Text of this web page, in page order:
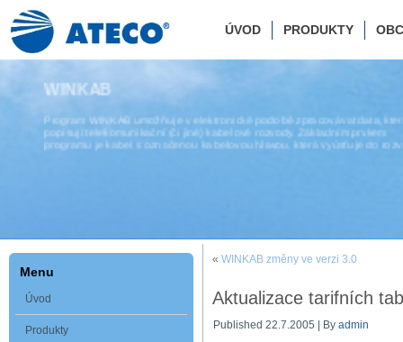
ÚVOD PRODUKTY
WINKAB
Program WINKAB umožňuje v elektronické podobě zpracovávat data,
popisují telekomunikační (či jiné) kabelové rozvody. Základním prvkem
programu je kabel s označenou kabelovou hlavou, která vyúsťuje do
Menu
Úvod
Produkty
« WINKAB změny ve verzi 3.0
Aktualizace tarifních
Published 22.7.2005 By admin